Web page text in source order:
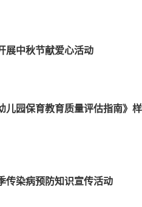
展中秋节献爱心活动
儿园保育教育质量评估指南》样
传染病预防知识宣传活动